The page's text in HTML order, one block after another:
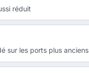
réduit
sur les ports plus anciens